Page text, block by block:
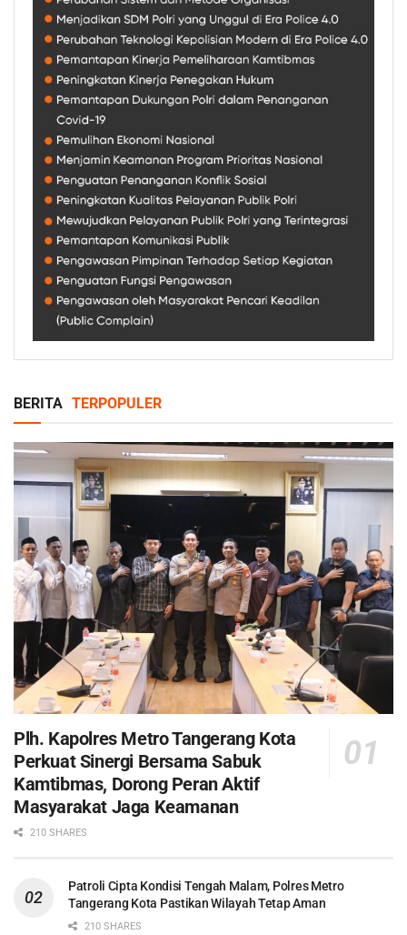
BERITA TERPOPULER
Plh. Kapolres Metro Tangerang Kota
Perkuat Sinergi Bersama Sabuk
Kamtibmas, Dorong Peran Aktif
Masyarakat Jaga Keamanan
210 SHARES
Patroli Cipta Kondisi Tengah Malam, Polres Metro
Tangerang Kota Pastikan Wilayah Tetap Aman
210 SHARES